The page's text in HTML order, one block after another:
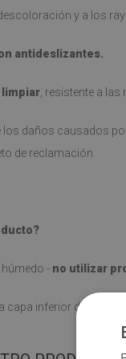
y a los
antideslizantes.
limpiar , resistente a
los daños causados
de reclamación.
- no utilizar
capa inferior de la